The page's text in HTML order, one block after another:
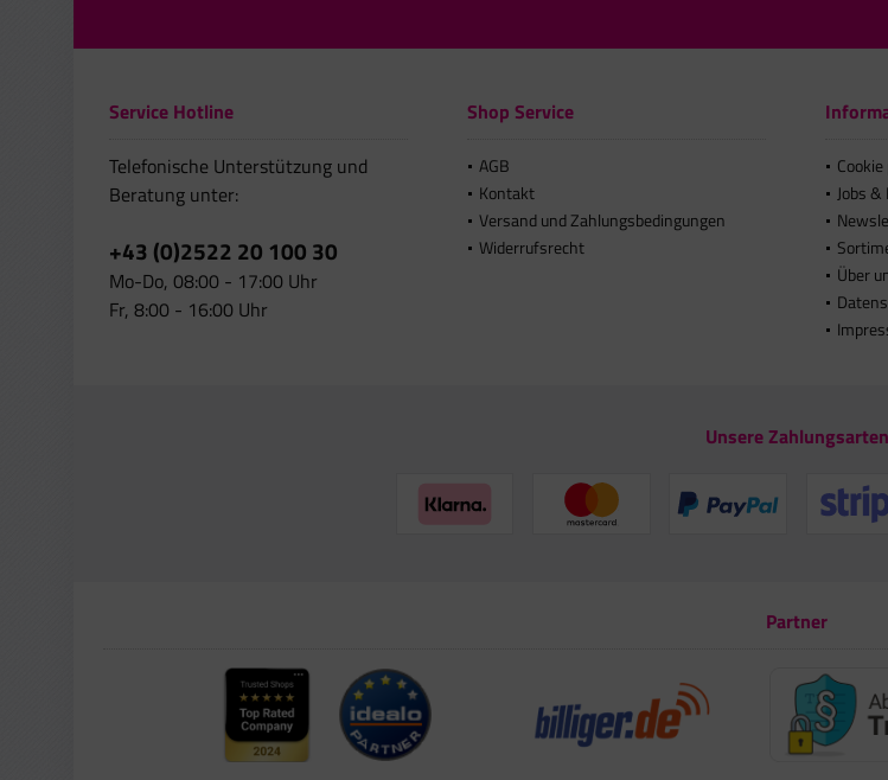
Service Hotline
Telefonische Unterstützung und
Beratung unter:
+43 (0)2522 20 100 30
Mo-Do, 08:00 - 17:00 Uhr
Fr, 8:00 - 16:00 Uhr
Shop Service
AGB
Kontakt
Versand und Zahlungsbedingungen
Widerrufsrecht
Jobs
Über
Unsere Zahlungsarten
Partner